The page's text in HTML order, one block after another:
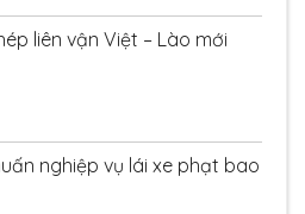
liên vận Việt – Lào mới
nghiệp vụ lái xe phạt bao